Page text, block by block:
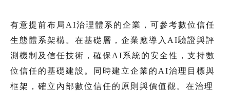
有意提前布局AI治理體系的企業，可參考數位信任
生態體系架構。在基礎層，企業應導入AI驗證與評
測機制及信任技術，確保AI系統的安全性，支持數
位信任的基礎建設。同時建立企業的AI治理目標與
框架，確立內部數位信任的原則與價值觀。在治理